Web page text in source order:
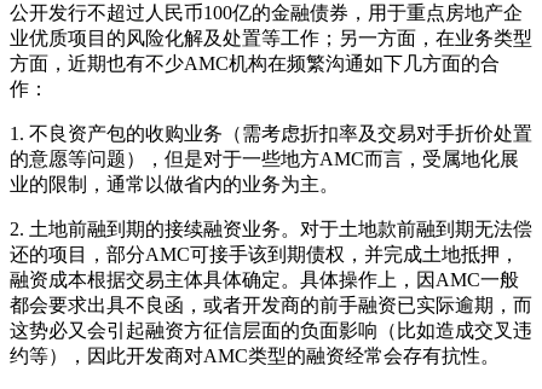
公开发行不超过人民币100亿的金融债券，用于重点房地产企
业优质项目的风险化解及处置等工作；另一方面，在业务类型
方面，近期也有不少AMC机构在频繁沟通如下几方面的合
作：
1. 不良资产包的收购业务（需考虑折扣率及交易对手折价处置
的意愿等问题），但是对于一些地方AMC而言，受属地化展
业的限制，通常以做省内的业务为主。
2. 土地前融到期的接续融资业务。对于土地款前融到期无法偿
还的项目，部分AMC可接手该到期债权，并完成土地抵押，
融资成本根据交易主体具体确定。具体操作上，因AMC一般
都会要求出具不良函，或者开发商的前手融资已实际逾期，而
这势必又会引起融资方征信层面的负面影响（比如造成交叉违
约等），因此开发商对AMC类型的融资经常会存有抗性。